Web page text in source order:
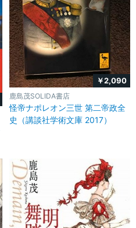
￥2,090
鹿島茂SOLIDA書店
怪帝ナポレオン三世 第二帝政全
史（講談社学術文庫 2017）